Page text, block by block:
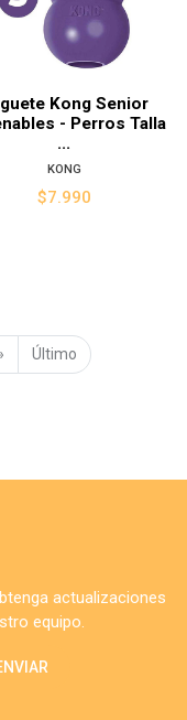
Kong Senior
- Perros Talla
...
KONG
$7.990
Último
actualizaciones
equipo.